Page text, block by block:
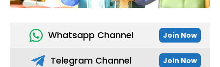
Whatsapp Channel Join Now
Telegram Channel Join Now